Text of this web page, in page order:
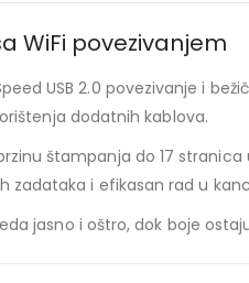
WiFi povezivanjem
USB 2.0 povezivanje i
dodatnih kablova.
štampanja do 17
i efikasan rad u
jasno i oštro, dok boje